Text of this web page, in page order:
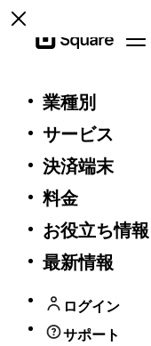
Square
業種別
サービス
決済端末
料金
お役立ち情報
最新情報
ログイン
サポート
Square
Open menu
ブラウザをアップデ
以下の対応ブラウザ
このウェブサイトを
Mozilla Firefox
Microsoft Edge